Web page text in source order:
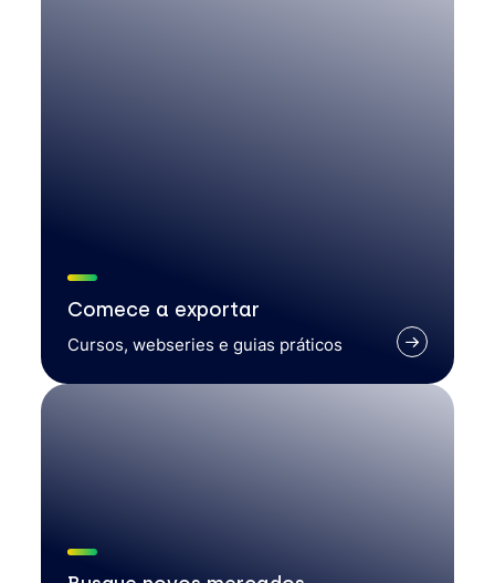
Comece a exportar
Cursos, webseries e guias práticos